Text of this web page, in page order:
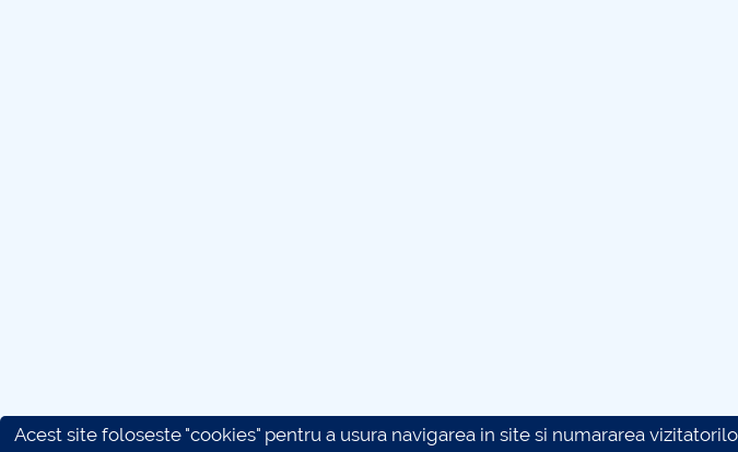
Acest site foloseste "cookies" pentru a usura navigarea in site si numararea